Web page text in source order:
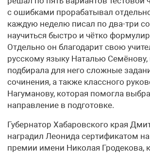
с ошибками прорабатывал
каждую неделю писал по два-три
научиться быстро и чётко
Отдельно он благодарит свою
русскому языку Наталью Семёнову,
подбирала для него сложные
сочинения, а также классного
Нагуманову, которая помогла
направление в подготовке.
Губернатор Хабаровского края
наградил Леонида сертификатом
премии имени Николая Гродекова,